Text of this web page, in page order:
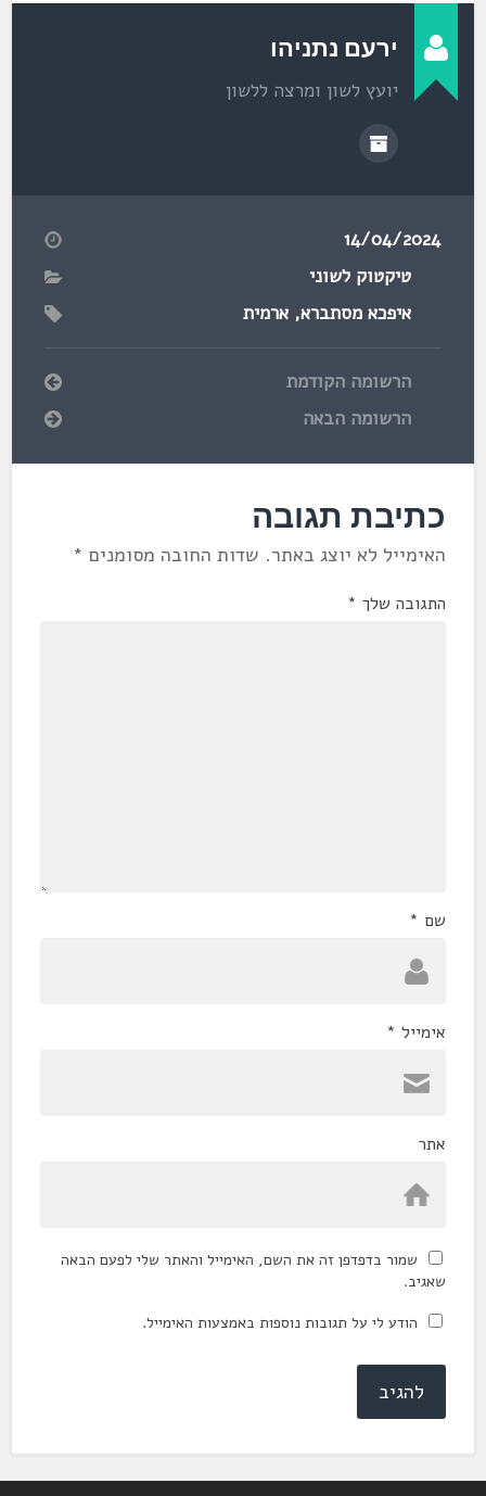
ירעם נתניהו
יועץ לשון ומרצה ללשון
14/04/2024
טיקטוק לשוני
איפכא מסתברא,ארמית
הרשומה הקודמת
הרשומה הבאה
כתיבת תגובה
האימייל לא יוצג באתר. שדות החובה מסומנים *
התגובה שלך *
שם *
אימייל *
אתר
שמור בדפדפן זה את השם, האימייל והאתר שלי לפעם הבאה
שאגיב.
הודע לי על תגובות נוספות באמצעות האימייל.